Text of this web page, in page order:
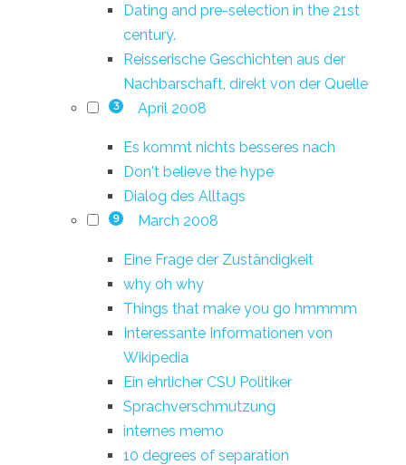
Dating and pre-selection in the 21st
century.
Reisserische Geschichten aus der
Nachbarschaft, direkt von der Quelle
3 April 2008
Es kommt nichts besseres nach
Don't believe the hype
Dialog des Alltags
9 March 2008
Eine Frage der Zuständigkeit
why oh why
Things that make you go hmmmm
Interessante Informationen von
Wikipedia
Ein ehrlicher CSU Politiker
Sprachverschmutzung
internes memo
10 degrees of separation